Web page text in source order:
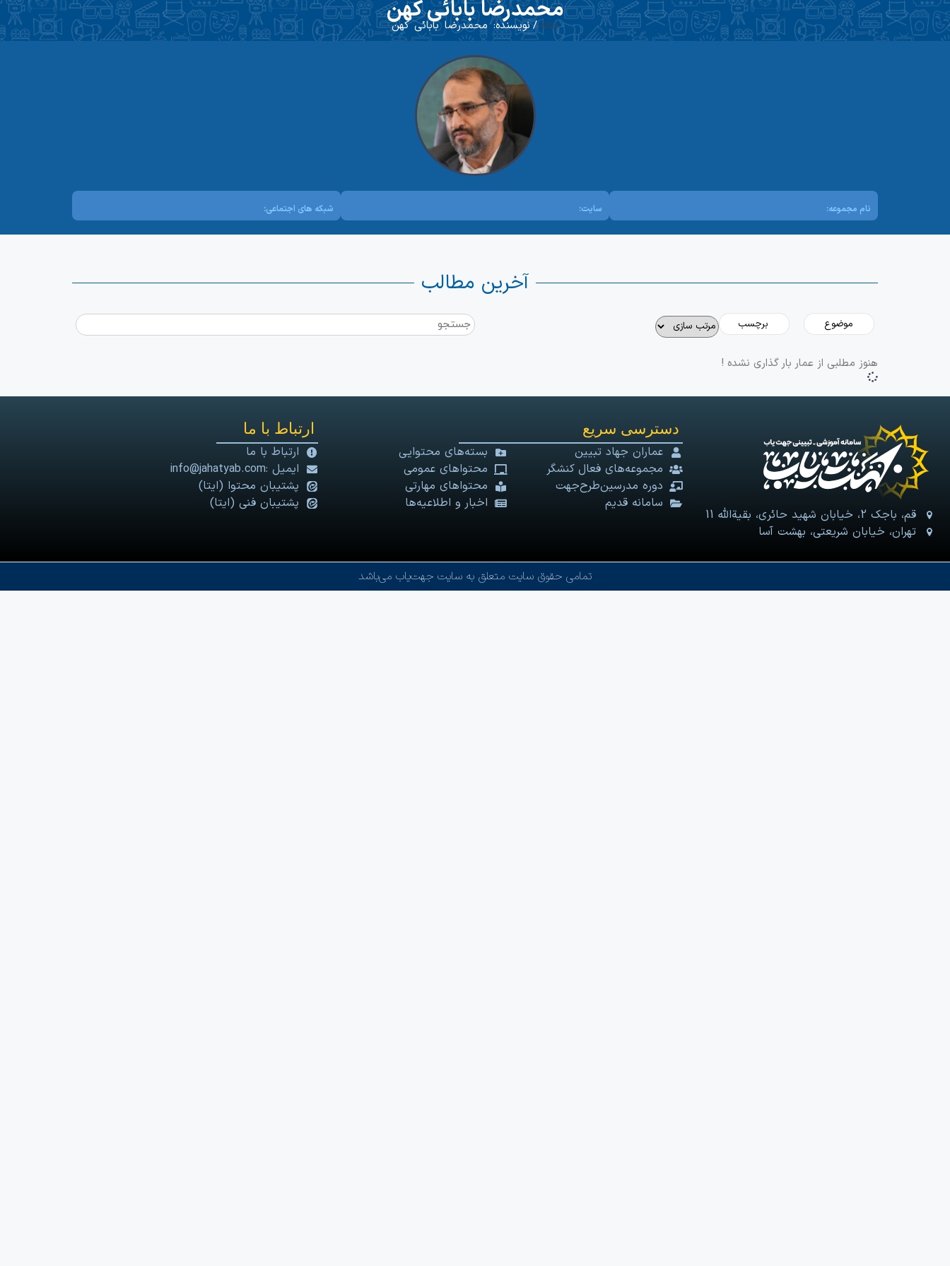
محمدرضا بابائی کهن
خانه/ نویسنده: محمدرضا بابائی کهن
نام مجموعه: سایت: شبکه های اجتماعی:
آخرین مطالب
هنوز مطلبی از عمار بار گذاری نشده !
قم، باجک 2، خیابان شهید حائری، بقیةالله 11
تهران، خیابان شریعتی، بهشت آسا
دسترسی سریع
عماران جهاد تبیین
مجموعه‌های فعال کنشگر
دوره مدرسین‌طرح‌جهت
سامانه قدیم
بسته‌های محتوایی
محتواهای عمومی
محتواهای مهارتی
اخبار و اطلاعیه‌ها
ارتباط با ما
ارتباط با ما
ایمیل :info@jahatyab.com
پشتیبان محتوا (ایتا)
پشتیبان فنی (ایتا)
تمامی حقوق سایت متعلق به سایت جهت‌یاب می‌باشد